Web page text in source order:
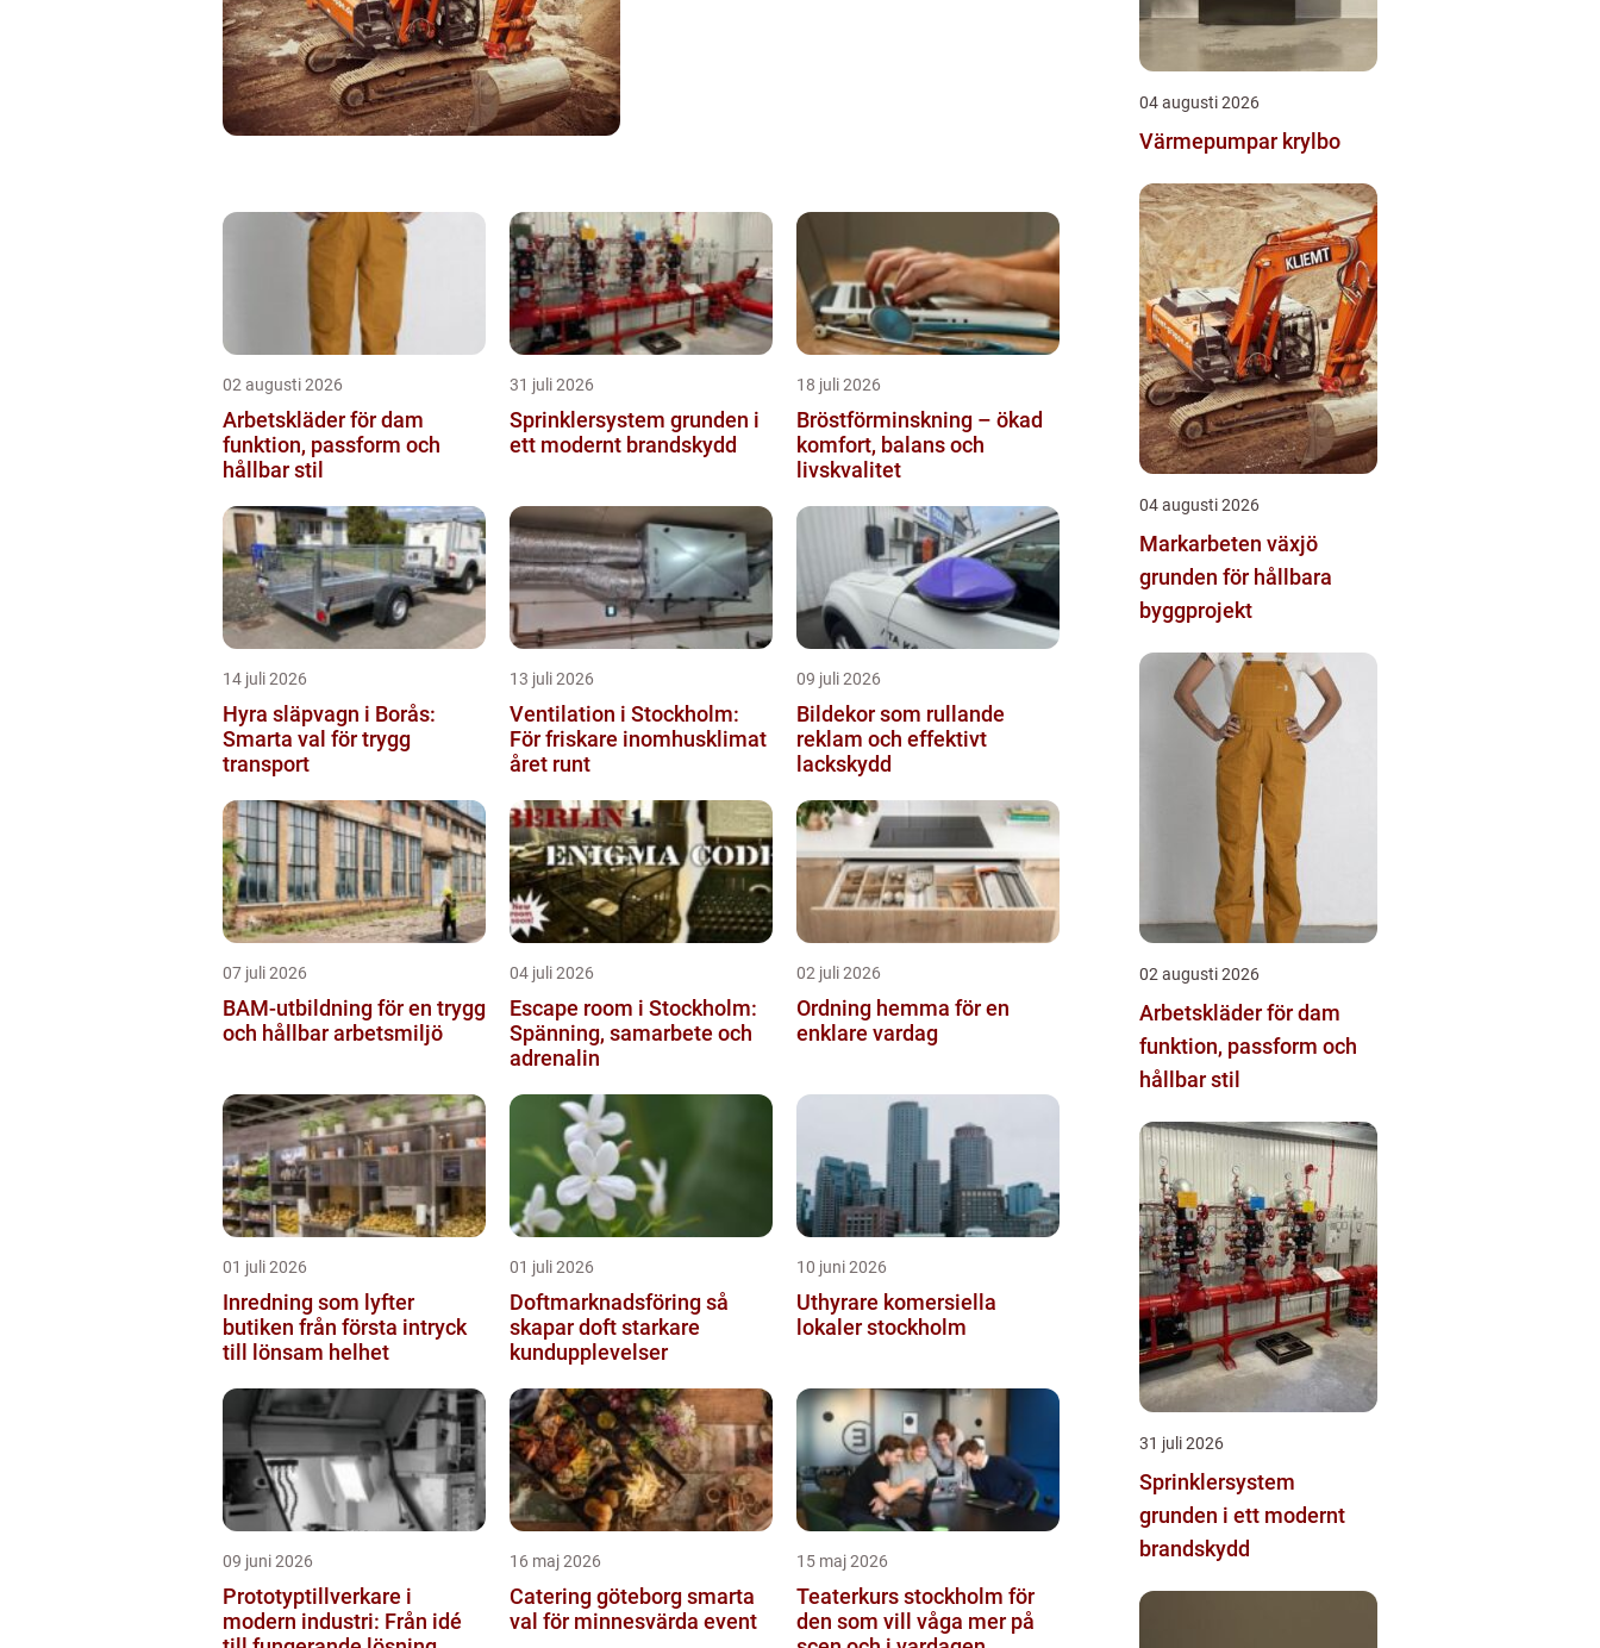
02 augusti 2026
Arbetskläder för dam
funktion, passform och
hållbar stil
31 juli 2026
Sprinklersystem grunden i
ett modernt brandskydd
18 juli 2026
Bröstförminskning – ökad
komfort, balans och
livskvalitet
14 juli 2026
Hyra släpvagn i Borås:
Smarta val för trygg
transport
13 juli 2026
Ventilation i Stockholm:
För friskare inomhusklimat
året runt
09 juli 2026
Bildekor som rullande
reklam och effektivt
lackskydd
07 juli 2026
BAM-utbildning för en trygg
och hållbar arbetsmiljö
04 juli 2026
Escape room i Stockholm:
Spänning, samarbete och
adrenalin
02 juli 2026
Ordning hemma för en
enklare vardag
01 juli 2026
Inredning som lyfter
butiken från första intryck
till lönsam helhet
01 juli 2026
Doftmarknadsföring så
skapar doft starkare
kundupplevelser
10 juni 2026
Uthyrare komersiella
lokaler stockholm
09 juni 2026
Prototyptillverkare i
modern industri: Från idé
16 maj 2026
Catering göteborg smarta
val för minnesvärda event
15 maj 2026
Teaterkurs stockholm för
den som vill våga mer på
04 augusti 2026
Värmepumpar krylbo
04 augusti 2026
Markarbeten växjö
grunden för hållbara
byggprojekt
02 augusti 2026
Arbetskläder för dam
funktion, passform och
hållbar stil
31 juli 2026
Sprinklersystem
grunden i ett modernt
brandskydd